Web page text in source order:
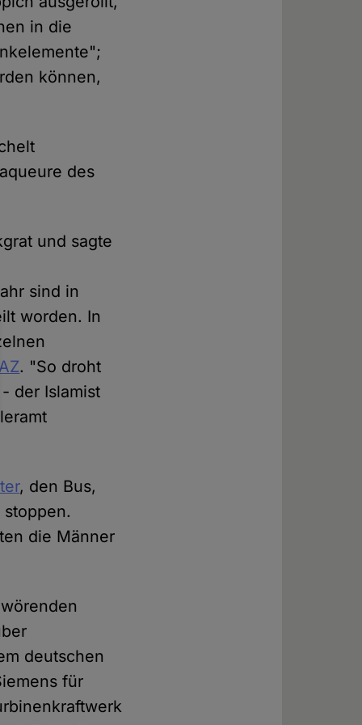
in die
können,
des
und sagte
sind in
worden. In
. "So droht
der Islamist
, den Bus,
die Männer
deutschen
für